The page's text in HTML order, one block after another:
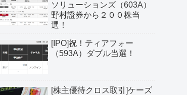
ソリューションズ（603A）
野村證券から２００株当
選！
[IPO]祝！ティアフォー
（593A）ダブル当選！
[株主優待クロス取引]ケーズ